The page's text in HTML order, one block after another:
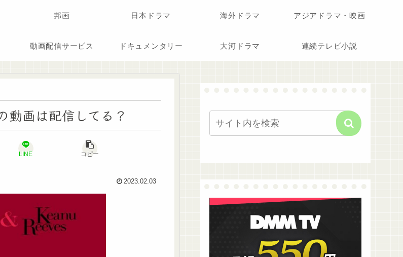
邦画 日本ドラマ 海外ドラマ アジアドラマ・映画
動画配信サービス ドキュメンタリー 大河ドラマ 連続テレビ小説
画は配信してる？
LINE コピー
2023.02.03